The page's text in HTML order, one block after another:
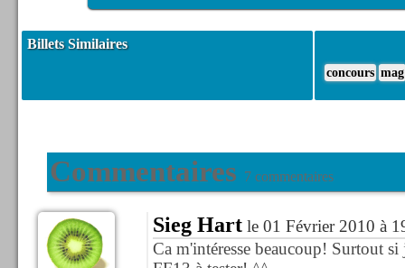
Billets Similaires
concours mag
Commentaires 7 commentaires
Sieg Hartle 01 Février 2010 à
Ca m'intéresse beaucoup! Surtout